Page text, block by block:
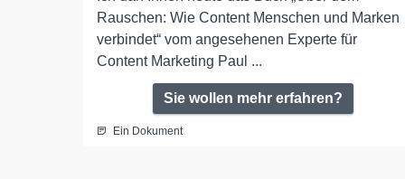
Rauschen: Wie Content Menschen und Marken
verbindet“ vom angesehenen Experte für
Content Marketing Paul ...
Sie wollen mehr erfahren?
Ein Dokument